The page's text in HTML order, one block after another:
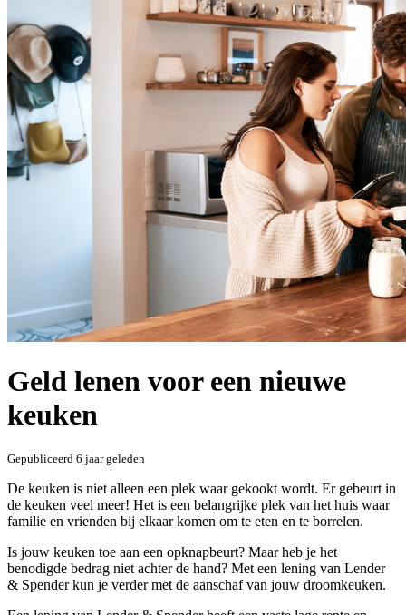
Geld lenen voor een nieuwe
keuken
Gepubliceerd 6 jaar geleden
De keuken is niet alleen een plek waar gekookt wordt. Er gebeurt in
de keuken veel meer! Het is een belangrijke plek van het huis waar
familie en vrienden bij elkaar komen om te eten en te borrelen.
Is jouw keuken toe aan een opknapbeurt? Maar heb je het
benodigde bedrag niet achter de hand? Met een lening van Lender
& Spender kun je verder met de aanschaf van jouw droomkeuken.